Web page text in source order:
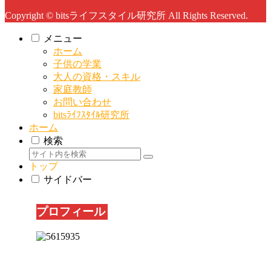
Copyright © bitsライフスタイル研究所 All Rights Reserved.
メニュー
ホーム
子供の学業
大人の資格・スキル
家庭教師
お問い合わせ
bitsﾗｲﾌｽﾀｲﾙ研究所
ホーム
検索
トップ
サイドバー
プロフィール